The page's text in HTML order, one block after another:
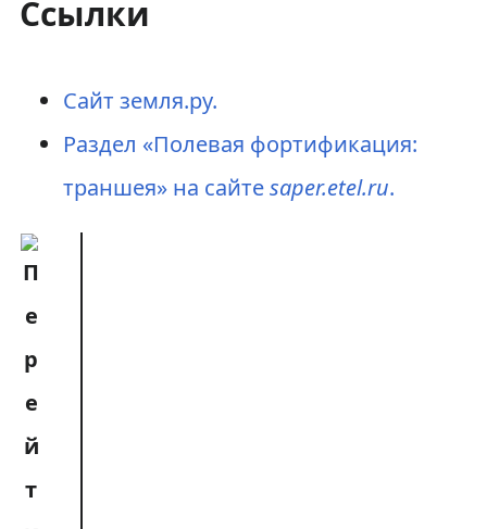
Ссылки
Сайт земля.ру.
Раздел «Полевая фортификация:
траншея» на сайтеsaper.etel.ru.